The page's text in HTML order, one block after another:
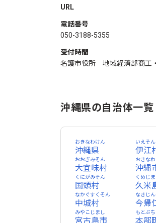
URL
電話番号
050-3188-5355
受付時間
名護市役所 地域経済部商工
沖縄県の自治体一覧
沖縄県
おきなわけん
伊江
いえそん
大宜味村
おおぎみそん
沖縄
おきなわ
国頭村
くにがみそん
久米
くめじ
中城村
なかぐすくそん
今帰
なきじ
宮古島市
みやこじまし
本部
もとぶち